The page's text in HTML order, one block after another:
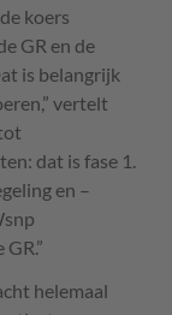
koers
GR en de
is belangrijk
vertelt
dat is fase 1.
en –
helemaal